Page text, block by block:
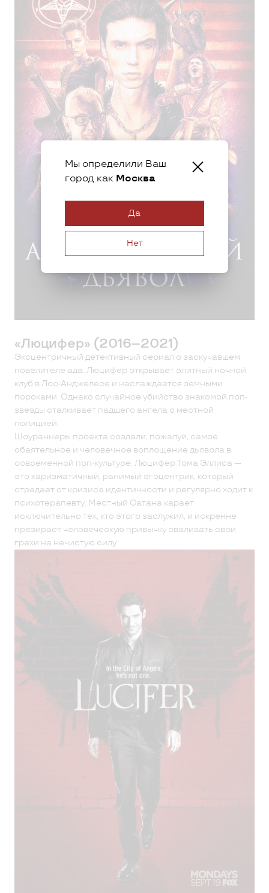
Мы определили Ваш
город как Москва
Да
Нет
«Люцифер» (2016–2021)
Эксцентричный детективный сериал о заскучавшем
повелителе ада. Люцифер открывает элитный ночной
клуб в Лос-Анджелесе и наслаждается земными
пороками. Однако случайное убийство знакомой поп-
звезды сталкивает падшего ангела с местной
полицией.
Шоураннеры проекта создали, пожалуй, самое
обаятельное и человечное воплощение дьявола в
современной поп-культуре. Люцифер Тома Эллиса —
это харизматичный, ранимый эгоцентрик, который
страдает от кризиса идентичности и регулярно ходит к
психотерапевту. Местный Сатана карает
исключительно тех, кто этого заслужил, и искренне
презирает человеческую привычку сваливать свои
грехи на нечистую силу.